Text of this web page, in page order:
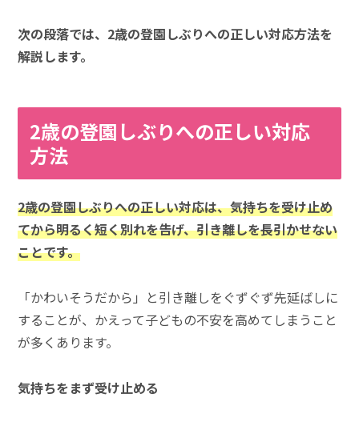
次の段落では、2歳の登園しぶりへの正しい対応方法を
解説します。
2歳の登園しぶりへの正しい対応
方法
2歳の登園しぶりへの正しい対応は、気持ちを受け止め
てから明るく短く別れを告げ、引き離しを長引かせない
ことです。
「かわいそうだから」と引き離しをぐずぐず先延ばしに
することが、かえって子どもの不安を高めてしまうこと
が多くあります。
気持ちをまず受け止める